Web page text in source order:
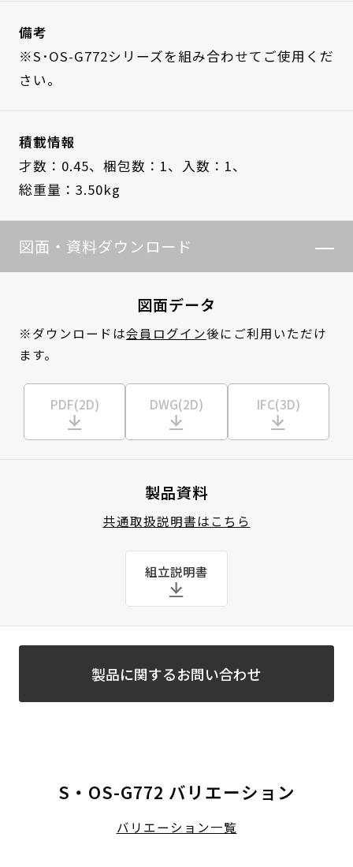
備考
※S･OS-G772シリーズを組み合わせてご使用くだ
さい。
積載情報
才数：0.45、 梱包数：1、
入数：1、
総重量：3.50kg
図面・資料ダウンロード
図面データ
※ダウンロードは会員ログイン後にご利用いただけ
ます。
PDF(2D) DWG(2D) IFC(3D)
製品資料
共通取扱説明書はこちら
組立説明書
製品に関するお問い合わせ
S・OS-G772 バリエーション
バリエーション一覧